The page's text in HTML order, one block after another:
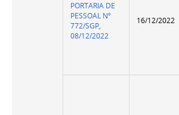
PORTARIA DE
PESSOAL Nº
772/SGP,
08/12/2022
16/12/2022